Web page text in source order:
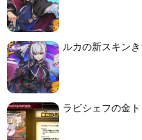
ルカの新スキン
ラビシェフの金